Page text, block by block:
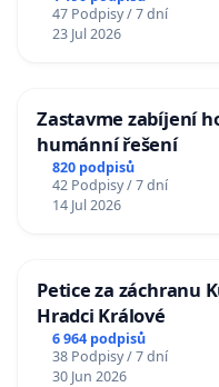
47 Podpisy / 7 dní
23 Jul 2026
Zastavme zabíjení
humánní řešení
820 podpisů
42 Podpisy / 7 dní
14 Jul 2026
Petice za záchranu
Hradci Králové
6 964 podpisů
38 Podpisy / 7 dní
30 Jun 2026